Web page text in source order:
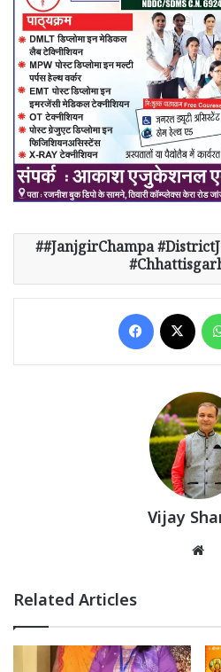
#JanjgirChampa
Facebook
Vijay
Related Articles